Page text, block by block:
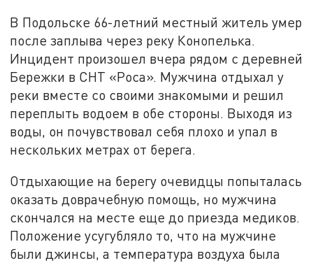
В Подольске 66-летний местный житель умер
после заплыва через реку Конопелька.
Инцидент произошел вчера рядом с деревней
Бережки в СНТ «Роса». Мужчина отдыхал у
реки вместе со своими знакомыми и решил
переплыть водоем в обе стороны. Выходя из
воды, он почувствовал себя плохо и упал в
нескольких метрах от берега.
Отдыхающие на берегу очевидцы попыталась
оказать доврачебную помощь, но мужчина
скончался на месте еще до приезда медиков.
Положение усугубляло то, что на мужчине
были джинсы, а температура воздуха была